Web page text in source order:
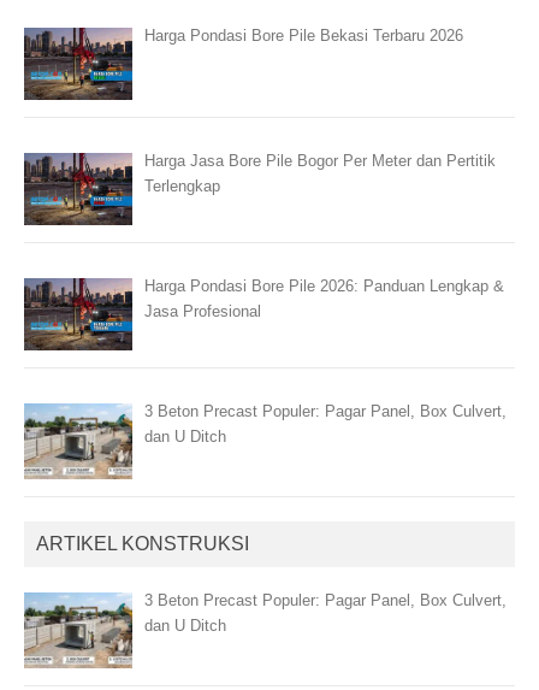
Harga Pondasi Bore Pile Bekasi Terbaru 2026
Harga Jasa Bore Pile Bogor Per Meter dan Pertitik
Terlengkap
Harga Pondasi Bore Pile 2026: Panduan Lengkap &
Jasa Profesional
3 Beton Precast Populer: Pagar Panel, Box Culvert,
dan U Ditch
ARTIKEL KONSTRUKSI
3 Beton Precast Populer: Pagar Panel, Box Culvert,
dan U Ditch